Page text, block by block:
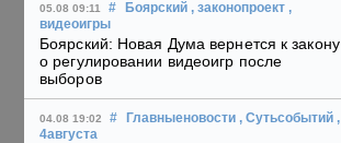
05.08 09:11 # Боярский , законопроект ,
видеоигры
Боярский: Новая Дума вернется к закону
о регулировании видеоигр после
выборов
04.08 19:02 # Главныеновости , Сутьсобытий ,
4августа